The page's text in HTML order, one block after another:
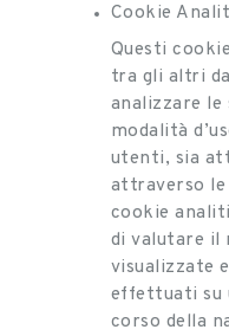
Cookie
Questi
tra gli altri
analizzare
modalità
utenti, sia
attraverso le
cookie
di valutare il
visualizzate
effettuati su
corso della